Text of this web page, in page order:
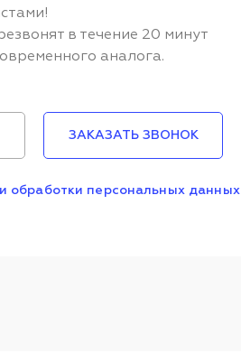
в течение 20 минут
аналога.
ЗАКАЗАТЬ ЗВОНОК
обработки персональных данных